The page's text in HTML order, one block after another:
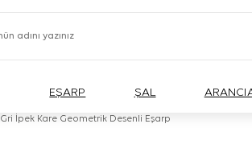
EŞARP ŞAL
Gri İpek Kare Geometrik Desenli Eşarp